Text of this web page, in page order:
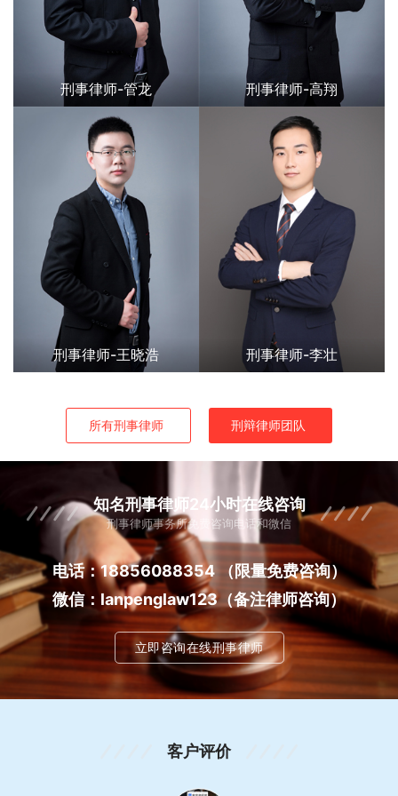
刑事律师-管龙 刑事律师-高翔
刑事律师-王晓浩 刑事律师-李壮
所有刑事律师 刑辩律师团队
知名刑事律师24小时在线咨询
刑事律师事务所免费咨询电话和微信
电话：18856088354（限量免费咨询）
微信：lanpenglaw123（备注律师咨询）
立即咨询在线刑事律师
客户评价